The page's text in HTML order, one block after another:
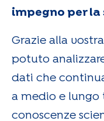
impegno per
Grazie alla
potuto
dati che
a medio e lungo
conoscenze